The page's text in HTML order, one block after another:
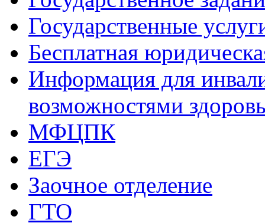
Государственные
Бесплатная
Информация для
возможностями
МФЦПК
ЕГЭ
Заочное отделение
ГТО